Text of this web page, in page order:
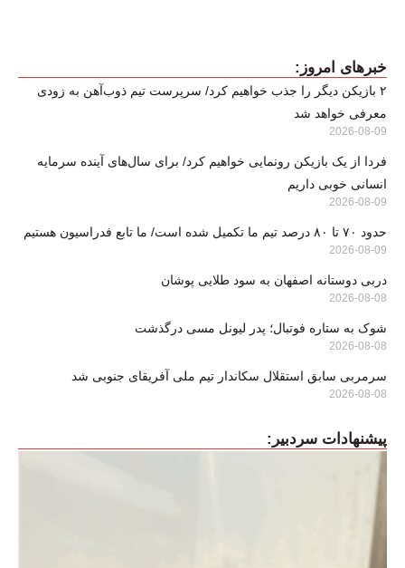
خبرهای امروز:
۲ بازیکن دیگر را جذب خواهیم کرد/ سرپرست تیم ذوب‌آهن به زودی
معرفی خواهد شد
2026-08-09
فردا از یک بازیکن رونمایی خواهیم کرد/ برای سال‌های آینده سرمایه
انسانی خوبی داریم
2026-08-09
حدود ۷۰ تا ۸۰ درصد تیم ما تکمیل شده است/ ما تابع فدراسیون هستیم
2026-08-09
دربی دوستانه اصفهان به سود طلایی پوشان
2026-08-08
شوک به ستاره فوتبال؛ پدر لیونل مسی درگذشت
2026-08-08
سرمربی سابق استقلال سکاندار تیم ملی آفریقای جنوبی شد
2026-08-08
پیشنهادات سردبیر: